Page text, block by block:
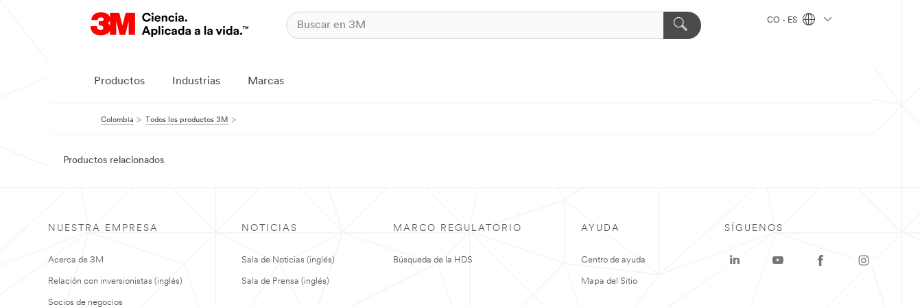
CO - ES
Productos Industrias Marcas
Colombia Todos los productos 3M
Productos relacionados
NUESTRA EMPRESA
Acerca de 3M
Relación con inversionistas (inglés)
Socios de negocios
NOTICIAS
Sala de Noticias (inglés)
Sala de Prensa (inglés)
MARCO REGULATORIO
Búsqueda de la HDS
AYUDA
Centro de ayuda
Mapa del Sitio
SÍGUENOS